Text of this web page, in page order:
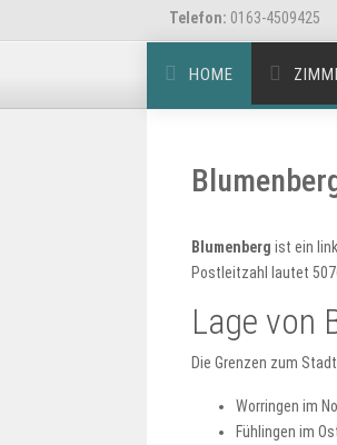
Telefon: 0163-4509425
HOME
Blumenberg ist ein
Postleitzahl lautet
Lage von
Die Grenzen zum
Worringen im
Fühlingen im